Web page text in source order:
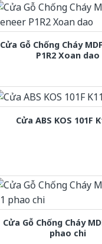
Cửa Gỗ Chống Cháy
P1R2 Xoan dao
Cửa ABS KOS 101F
Cửa Gỗ Chống Cháy
phao chi